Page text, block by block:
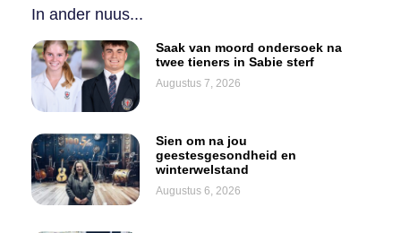
In ander nuus...
Saak van moord ondersoek na
twee tieners in Sabie sterf
Augustus 7, 2026
Sien om na jou
geestesgesondheid en
winterwelstand
Augustus 6, 2026